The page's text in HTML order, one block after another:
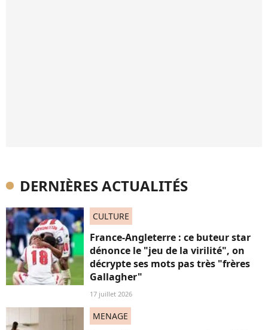
DERNIÈRES ACTUALITÉS
CULTURE
France-Angleterre : ce buteur star
dénonce le "jeu de la virilité", on
décrypte ses mots pas très "frères
Gallagher"
17 juillet 2026
MENAGE